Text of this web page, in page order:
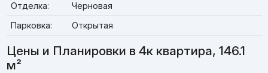
Отделка:
Черновая
Парковка:
Открытая
Цены и Планировки в 4к квартира, 146.1
м²